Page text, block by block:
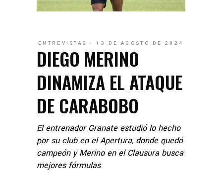
ENTREVISTAS 13 DE AGOSTO DE 2024
DIEGO MERINO
DINAMIZA EL ATAQUE
DE CARABOBO
El entrenador Granate estudió lo hecho
por su club en el Apertura, donde quedó
campeón y Merino en el Clausura busca
mejores fórmulas